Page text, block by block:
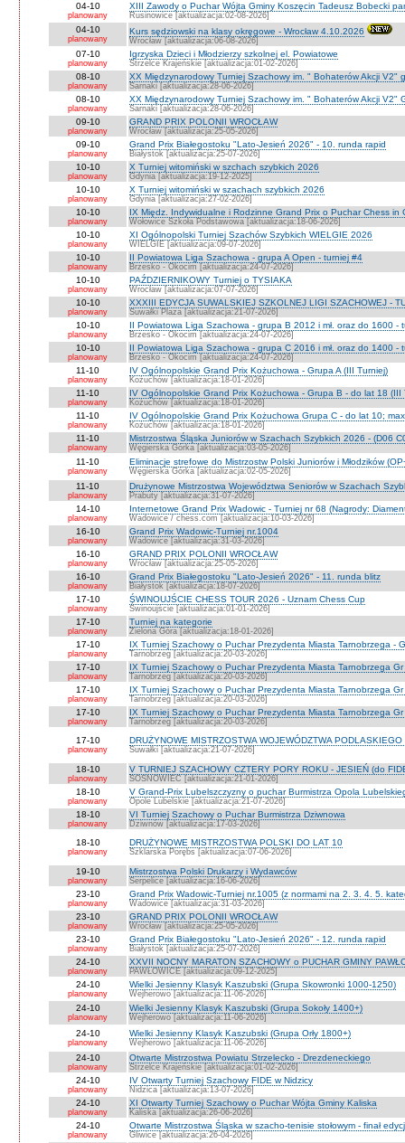
04-10
planowany
XIII Zawody o Puchar Wójta Gminy Koszęcin Tadeusz Bobecki
Rusinowice [aktualizacja:02-08-2026]
04-10
planowany
Kurs sędziowski na klasy okręgowe - Wrocław 4.10.2026
Wrocław [aktualizacja:06-08-2026]
07-10
planowany
Igrzyska Dzieci i Młodzierzy szkolnej el. Powiatowe
Strzelce Krajeńskie [aktualizacja:01-02-2026]
08-10
planowany
XX Międzynarodowy Turniej Szachowy im. " Bohaterów Akcji V2"
Sarnaki [aktualizacja:28-06-2026]
08-10
planowany
XX Międzynarodowy Turniej Szachowy im. " Bohaterów Akcji V2"
Sarnaki [aktualizacja:28-06-2026]
09-10
planowany
GRAND PRIX POLONII WROCŁAW
Wrocław [aktualizacja:25-05-2026]
09-10
planowany
Grand Prix Białegostoku "Lato-Jesień 2026" - 10. runda rapid
Białystok [aktualizacja:25-07-2026]
10-10
planowany
X Turniej witomiński w szchach szybkich 2026
Gdynia [aktualizacja:19-12-2025]
10-10
planowany
X Turniej witomiński w szachach szybkich 2026
Gdynia [aktualizacja:27-02-2026]
10-10
planowany
IX Międz. Indywidualne i Rodzinne Grand Prix o Puchar Chess in
Wołowice Szkoła Podstawowa [aktualizacja:18-06-2026]
10-10
planowany
XI Ogólnopolski Turniej Szachów Szybkich WIELGIE 2026
WIELGIE [aktualizacja:09-07-2026]
10-10
planowany
II Powiatowa Liga Szachowa - grupa A Open - turniej #4
Brzesko - Okocim [aktualizacja:24-07-2026]
10-10
planowany
PAŹDZIERNIKOWY Turniej o TYSIAKA
Wrocław [aktualizacja:07-07-2026]
10-10
planowany
XXXIII EDYCJA SUWALSKIEJ SZKOLNEJ LIGI SZACHOWEJ -
Suwałki Plaza [aktualizacja:21-07-2026]
10-10
planowany
II Powiatowa Liga Szachowa - grupa B 2012 i mł. oraz do 1600 -
Brzesko - Okocim [aktualizacja:24-07-2026]
10-10
planowany
II Powiatowa Liga Szachowa - grupa C 2016 i mł. oraz do 1400 -
Brzesko - Okocim [aktualizacja:24-07-2026]
11-10
planowany
IV Ogólnopolskie Grand Prix Kożuchowa - Grupa A (III Turniej)
Kożuchów [aktualizacja:18-01-2026]
11-10
planowany
IV Ogólnopolskie Grand Prix Kożuchowa - Grupa B - do lat 18 (III
Kożuchów [aktualizacja:18-01-2026]
11-10
planowany
IV Ogólnopolskie Grand Prix Kożuchowa Grupa C - do lat 10;
Kożuchów [aktualizacja:18-01-2026]
11-10
planowany
Mistrzostwa Śląska Juniorów w Szachach Szybkich 2026 - (D06
Węgierska Górka [aktualizacja:03-05-2026]
11-10
planowany
Eliminacje strefowe do Mistrzostw Polski Juniorów i Młodzików
Węgierska Górka [aktualizacja:02-05-2026]
11-10
planowany
Drużynowe Mistrzostwa Województwa Seniorów w Szachach
Prabuty [aktualizacja:31-07-2026]
14-10
planowany
Internetowe Grand Prix Wadowic - Turniej nr 68 (Nagrody:
Wadowice / chess.com [aktualizacja:10-03-2026]
16-10
planowany
Grand Prix Wadowic-Turniej nr.1004
Wadowice [aktualizacja:31-03-2026]
16-10
planowany
GRAND PRIX POLONII WROCŁAW
Wrocław [aktualizacja:25-05-2026]
16-10
planowany
Grand Prix Białegostoku "Lato-Jesień 2026" - 11. runda blitz
Białystok [aktualizacja:18-07-2026]
17-10
planowany
ŚWINOUJŚCIE CHESS TOUR 2026 - Uznam Chess Cup
Świnoujście [aktualizacja:01-01-2026]
17-10
planowany
Turniej na kategorie
Zielona Góra [aktualizacja:18-01-2026]
17-10
planowany
IX Turniej Szachowy o Puchar Prezydenta Miasta Tarnobrzega -
Tarnobrzeg [aktualizacja:20-03-2026]
17-10
planowany
IX Turniej Szachowy o Puchar Prezydenta Miasta Tarnobrzega
Tarnobrzeg [aktualizacja:20-03-2026]
17-10
planowany
IX Turniej Szachowy o Puchar Prezydenta Miasta Tarnobrzega
Tarnobrzeg [aktualizacja:20-03-2026]
17-10
planowany
IX Turniej Szachowy o Puchar Prezydenta Miasta Tarnobrzega Gr
Tarnobrzeg [aktualizacja:20-03-2026]
17-10
planowany
DRUŻYNOWE MISTRZOSTWA WOJEWÓDZTWA
Suwałki [aktualizacja:21-07-2026]
18-10
planowany
V TURNIEJ SZACHOWY CZTERY PORY ROKU - JESIEŃ (do
SOSNOWIEC [aktualizacja:21-01-2026]
18-10
planowany
V Grand-Prix Lubelszczyzny o puchar Burmistrza Opola
Opole Lubelskie [aktualizacja:21-07-2026]
18-10
planowany
VI Turniej Szachowy o Puchar Burmistrza Dziwnowa
Dziwnów [aktualizacja:17-03-2026]
18-10
planowany
DRUŻYNOWE MISTRZOSTWA POLSKI DO LAT 10
Szklarska Porębs [aktualizacja:07-06-2026]
19-10
planowany
Mistrzostwa Polski Drukarzy i Wydawców
Serpelice [aktualizacja:16-06-2026]
23-10
planowany
Grand Prix Wadowic-Turniej nr.1005 (z normami na 2. 3. 4. 5.
Wadowice [aktualizacja:31-03-2026]
23-10
planowany
GRAND PRIX POLONII WROCŁAW
Wrocław [aktualizacja:25-05-2026]
23-10
planowany
Grand Prix Białegostoku "Lato-Jesień 2026" - 12. runda rapid
Białystok [aktualizacja:25-07-2026]
24-10
planowany
XXVII NOCNY MARATON SZACHOWY o PUCHAR GMINY
PAWŁOWICE [aktualizacja:09-12-2025]
24-10
planowany
Wielki Jesienny Klasyk Kaszubski (Grupa Skowronki 1000-1250)
Wejherowo [aktualizacja:11-06-2026]
24-10
planowany
Wielki Jesienny Klasyk Kaszubski (Grupa Sokoły 1400+)
Wejherowo [aktualizacja:11-06-2026]
24-10
planowany
Wielki Jesienny Klasyk Kaszubski (Grupa Orły 1800+)
Wejherowo [aktualizacja:11-06-2026]
24-10
planowany
Otwarte Mistrzostwa Powiatu Strzelecko - Drezdeneckiego
Strzelce Krajeńskie [aktualizacja:01-02-2026]
24-10
planowany
IV Otwarty Turniej Szachowy FIDE w Nidzicy
Nidzica [aktualizacja:13-07-2026]
24-10
planowany
XI Otwarty Turniej Szachowy o Puchar Wójta Gminy Kaliska
Kaliska [aktualizacja:26-06-2026]
24-10
planowany
Otwarte Mistrzostwa Śląska w szacho-tenisie stołowym - finał
Gliwice [aktualizacja:26-04-2026]